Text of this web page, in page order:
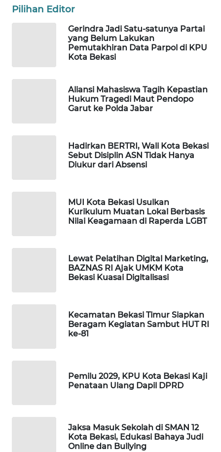
Pilihan Editor
Gerindra Jadi Satu-satunya Partai
yang Belum Lakukan
Pemutakhiran Data Parpol di KPU
Kota Bekasi
Aliansi Mahasiswa Tagih Kepastian
Hukum Tragedi Maut Pendopo
Garut ke Polda Jabar
Hadirkan BERTRI, Wali Kota Bekasi
Sebut Disiplin ASN Tidak Hanya
Diukur dari Absensi
MUI Kota Bekasi Usulkan
Kurikulum Muatan Lokal Berbasis
Nilai Keagamaan di Raperda LGBT
Lewat Pelatihan Digital Marketing,
BAZNAS RI Ajak UMKM Kota
Bekasi Kuasai Digitalisasi
Kecamatan Bekasi Timur Siapkan
Beragam Kegiatan Sambut HUT RI
ke-81
Pemilu 2029, KPU Kota Bekasi Kaji
Penataan Ulang Dapil DPRD
Jaksa Masuk Sekolah di SMAN 12
Kota Bekasi, Edukasi Bahaya Judi
Online dan Bullying
PORTAL
TAMBANG
SIBARAGAS
SIANTAR
NEWS
NEWS